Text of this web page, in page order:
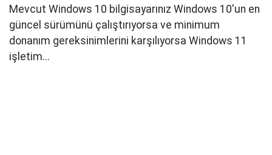
Mevcut Windows 10 bilgisayarınız Windows 10'un en
güncel sürümünü çalıştırıyorsa ve minimum
donanım gereksinimlerini karşılıyorsa Windows 11
işletim...